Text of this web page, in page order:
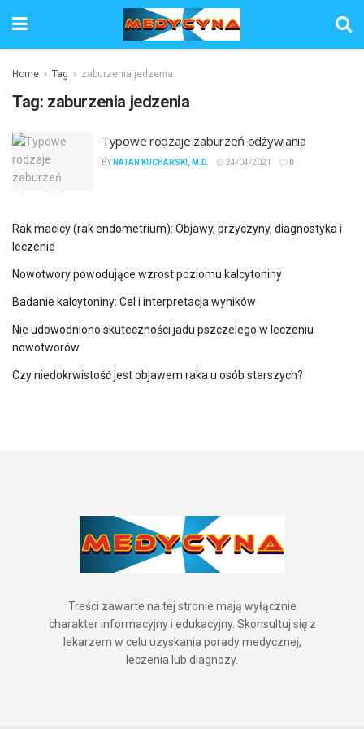
Home Tag zaburzenia jedzenia
Tag: zaburzenia jedzenia
Typowe rodzaje zaburzeń odżywiania
BY NATAN KUCHARSKI, M.D. 24/04/2021 0
Rak macicy (rak endometrium): Objawy, przyczyny, diagnostyka i
leczenie
Nowotwory powodujące wzrost poziomu kalcytoniny
Badanie kalcytoniny: Cel i interpretacja wyników
Nie udowodniono skuteczności jadu pszczelego w leczeniu
nowotworów
Czy niedokrwistość jest objawem raka u osób starszych?
Treści zawarte na tej stronie mają wyłącznie
charakter informacyjny i edukacyjny. Skonsultuj się z
lekarzem w celu uzyskania porady medycznej,
leczenia lub diagnozy.